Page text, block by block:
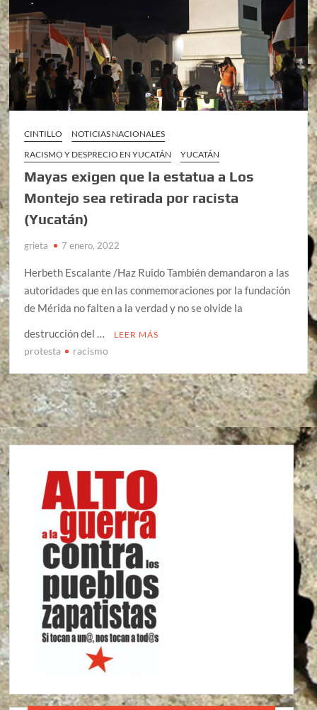
CINTILLO
NOTICIAS NACIONALES
RACISMO Y DESPRECIO EN YUCATÁN
YUCATÁN
Mayas exigen que la estatua a Los
Montejo sea retirada por racista
(Yucatán)
grieta 7 enero, 2022
Herbeth Escalante /Haz Ruido También demandaron a las
autoridades que en las conmemoraciones por la fundación
de Mérida no falten a la verdad y no se olvide la
destrucción del …
LEER MÁS
protesta racismo